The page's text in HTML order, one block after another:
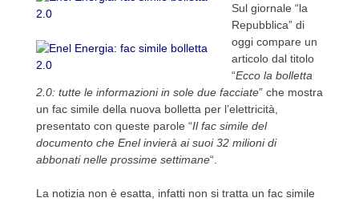
Sul giornale “la
Repubblica” di
oggi compare un
articolo dal titolo
“Ecco la bolletta
2.0: tutte le informazioni in sole due facciate” che mostra
un fac simile della nuova bolletta per l’elettricità,
presentato con queste parole “Il fac simile del
documento che Enel invierà ai suoi 32 milioni di
abbonati nelle prossime settimane“.
La notizia non è esatta, infatti non si tratta un fac simile